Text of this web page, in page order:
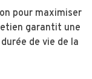
pour maximiser
garantit une
de vie de la